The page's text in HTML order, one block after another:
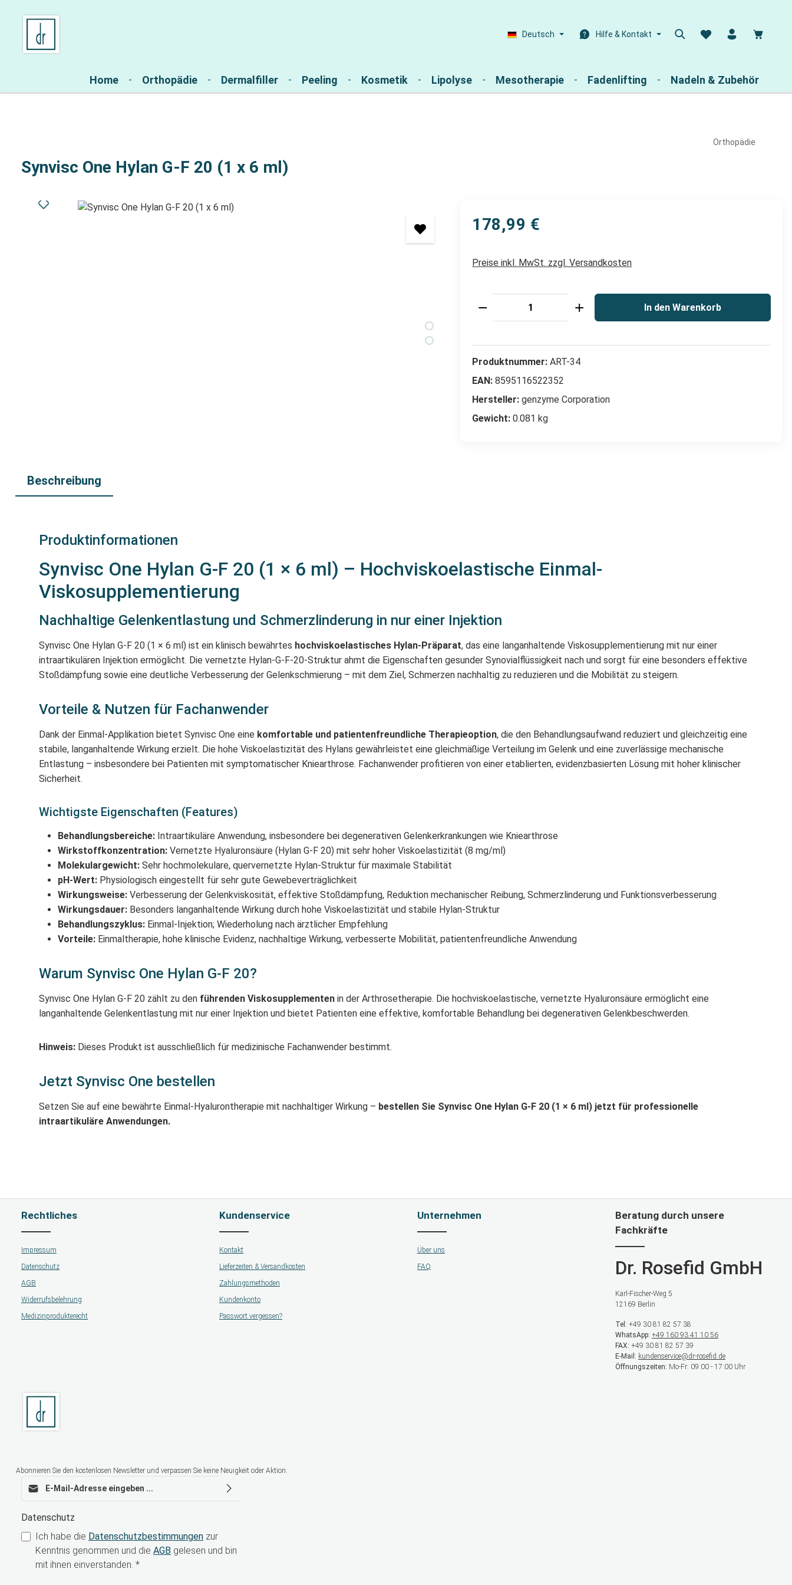
Hauptnavigation springen
Deutsch Hilfe & Kontakt
Home Orthopädie Dermalfiller Peeling Kosmetik Lipolyse Mesotherapie Fadenlifting Nadeln & Zubehör
Orthopädie
Synvisc One Hylan G-F 20 (1 x 6 ml)
Bildergalerie überspringen
178,99 €
Preise inkl. MwSt. zzgl. Versandkosten
Produkt Anzahl: Gib den gewünschten Wert ein
In den Warenkorb
Produktnummer:ART-34
EAN:8595116522352
Hersteller:genzyme Corporation
Gewicht:0.081 kg
Beschreibung
Produktinformationen
Synvisc One Hylan G-F 20 (1 × 6 ml) – Hochviskoelastische Einmal-
Viskosupplementierung
Nachhaltige Gelenkentlastung und Schmerzlinderung in nur einer Injektion
Synvisc One Hylan G-F 20 (1 × 6 ml) ist ein klinisch bewährtes hochviskoelastisches Hylan-Präparat, das eine langanhaltende Viskosupplementierung mit nur einer
intraartikulären Injektion ermöglicht. Die vernetzte Hylan-G-F-20-Struktur ahmt die Eigenschaften gesunder Synovialflüssigkeit nach und sorgt für eine besonders effektive
Stoßdämpfung sowie eine deutliche Verbesserung der Gelenkschmierung – mit dem Ziel, Schmerzen nachhaltig zu reduzieren und die Mobilität zu steigern.
Vorteile & Nutzen für Fachanwender
Dank der Einmal-Applikation bietet Synvisc One eine komfortable und patientenfreundliche Therapieoption, die den Behandlungsaufwand reduziert und gleichzeitig eine
stabile, langanhaltende Wirkung erzielt. Die hohe Viskoelastizität des Hylans gewährleistet eine gleichmäßige Verteilung im Gelenk und eine zuverlässige mechanische
Entlastung – insbesondere bei Patienten mit symptomatischer Kniearthrose. Fachanwender profitieren von einer etablierten, evidenzbasierten Lösung mit hoher klinischer
Sicherheit.
Wichtigste Eigenschaften (Features)
Behandlungsbereiche: Intraartikuläre Anwendung, insbesondere bei degenerativen Gelenkerkrankungen wie Kniearthrose
Wirkstoffkonzentration: Vernetzte Hyaluronsäure (Hylan G-F 20) mit sehr hoher Viskoelastizität (8 mg/ml)
Molekulargewicht: Sehr hochmolekulare, quervernetzte Hylan-Struktur für maximale Stabilität
pH-Wert: Physiologisch eingestellt für sehr gute Gewebeverträglichkeit
Wirkungsweise: Verbesserung der Gelenkviskosität, effektive Stoßdämpfung, Reduktion mechanischer Reibung, Schmerzlinderung und Funktionsverbesserung
Wirkungsdauer: Besonders langanhaltende Wirkung durch hohe Viskoelastizität und stabile Hylan-Struktur
Behandlungszyklus: Einmal-Injektion; Wiederholung nach ärztlicher Empfehlung
Vorteile: Einmaltherapie, hohe klinische Evidenz, nachhaltige Wirkung, verbesserte Mobilität, patientenfreundliche Anwendung
Warum Synvisc One Hylan G-F 20?
Synvisc One Hylan G-F 20 zählt zu den führenden Viskosupplementen in der Arthrosetherapie. Die hochviskoelastische, vernetzte Hyaluronsäure ermöglicht eine
langanhaltende Gelenkentlastung mit nur einer Injektion und bietet Patienten eine effektive, komfortable Behandlung bei degenerativen Gelenkbeschwerden.
Hinweis: Dieses Produkt ist ausschließlich für medizinische Fachanwender bestimmt.
Jetzt Synvisc One bestellen
Setzen Sie auf eine bewährte Einmal-Hyalurontherapie mit nachhaltiger Wirkung – bestellen Sie Synvisc One Hylan G-F 20 (1 × 6 ml) jetzt für professionelle
intraartikuläre Anwendungen.
Rechtliches
Impressum
Datenschutz
AGB
Widerrufsbelehrung
Medizinprodukterecht
Kundenservice
Kontakt
Lieferzeiten & Versandkosten
Zahlungsmethoden
Kundenkonto
Passwort vergessen?
Unternehmen
Über uns
FAQ
Beratung durch unsere
Fachkräfte
Dr. Rosefid GmbH
Karl-Fischer-Weg 5
12169 Berlin
Tel: +49 30 81 82 57 38
WhatsApp: +49 160 93 41 10 56
FAX: +49 30 81 82 57 39
E-Mail: kundenservice@dr-rosefid.de
Öffnungszeiten: Mo-Fr: 09:00 - 17:00 Uhr
Abonnieren Sie den kostenlosen Newsletter und verpassen Sie keine Neuigkeit oder Aktion.
Datenschutz
Ich habe die Datenschutzbestimmungen zur
Kenntnis genommen und die AGB gelesen und bin
mit ihnen einverstanden. *